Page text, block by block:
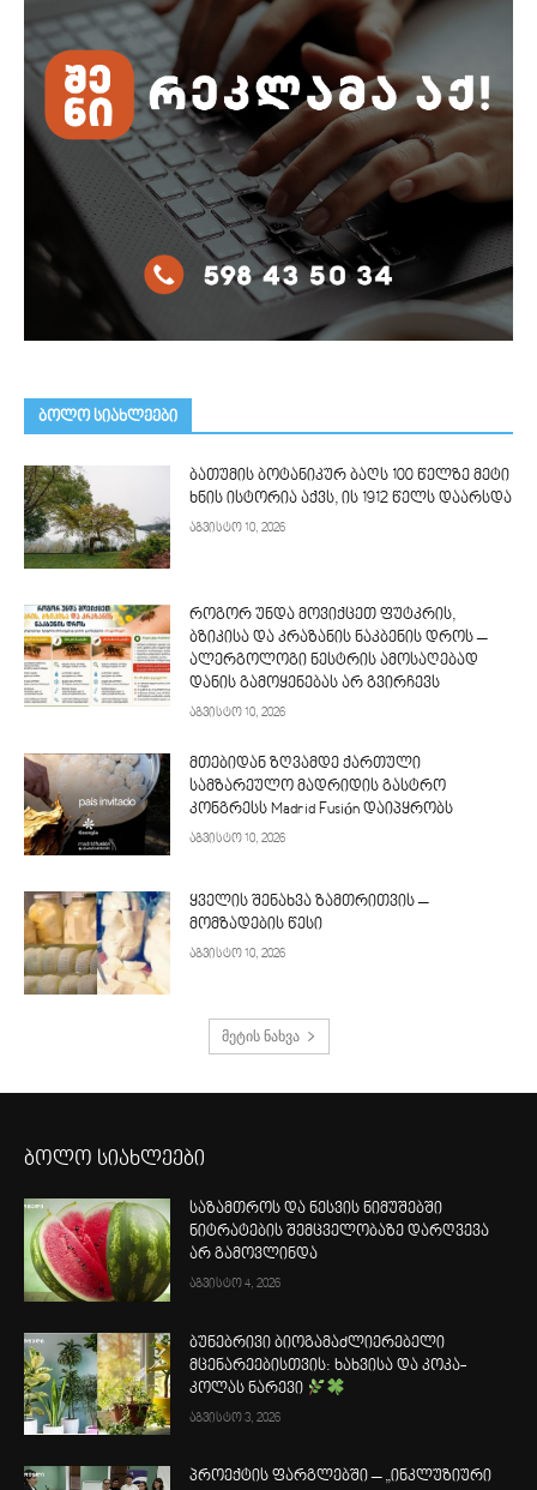
ᲑᲝᲚᲝ ᲡᲘᲐᲮᲚᲔᲔᲑᲘ
ბათუმის ბოტანიკურ ბაღს 100 წელზე მეტი
ხნის ისტორია აქვს, ის 1912 წელს დაარსდა
აგვისტო 10, 2026
როგორ უნდა მოვიქცეთ ფუტკრის,
ბზიკისა და კრაზანის ნაკბენის დროს –
ალერგოლოგი ნესტრის ამოსაღებად
დანის გამოყენებას არ გვირჩევს
აგვისტო 10, 2026
მთებიდან ზღვამდე ქართული
სამზარეულო მადრიდის გასტრო
კონგრესს Madrid Fusión დაიპყრობს
აგვისტო 10, 2026
ყველის შენახვა ზამთრითვის –
მომზადების წესი
აგვისტო 10, 2026
მეტის ნახვა
ბოლო სიახლეები
საზამთროს და ნესვის ნიმუშებში
ნიტრატების შემცველობაზე დარღვევა
არ გამოვლინდა
აგვისტო 4, 2026
ბუნებრივი ბიოგამაძლიერებელი
მცენარეებისთვის: ხახვისა და კოკა-
კოლას ნარევი
აგვისტო 3, 2026
პროექტის ფარგლებში – „ინკლუზიური